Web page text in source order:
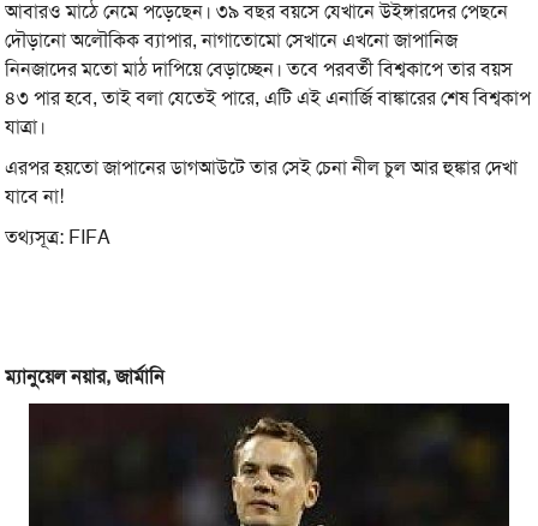
আবারও মাঠে নেমে পড়েছেন। ৩৯ বছর বয়সে যেখানে উইঙ্গারদের পেছনে
দৌড়ানো অলৌকিক ব্যাপার, নাগাতোমো সেখানে এখনো জাপানিজ
নিনজাদের মতো মাঠ দাপিয়ে বেড়াচ্ছেন। তবে পরবর্তী বিশ্বকাপে তার বয়স
৪৩ পার হবে, তাই বলা যেতেই পারে, এটি এই এনার্জি বাঙ্কারের শেষ বিশ্বকাপ
যাত্রা।
এরপর হয়তো জাপানের ডাগআউটে তার সেই চেনা নীল চুল আর হুঙ্কার দেখা
যাবে না!
তথ্যসূত্র: FIFA
ম্যানুয়েল নয়ার, জার্মানি